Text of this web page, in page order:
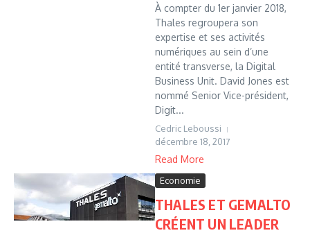
À compter du 1er janvier 2018,
Thales regroupera son
expertise et ses activités
numériques au sein d’une
entité transverse, la Digital
Business Unit. David Jones est
nommé Senior Vice-président,
Digit...
Cedric Leboussi
décembre 18, 2017
Read More
Economie
THALES ET GEMALTO
CRÉENT UN LEADER